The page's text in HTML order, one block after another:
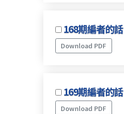
168期編者的話
Download PDF
169期編者的話
Download PDF